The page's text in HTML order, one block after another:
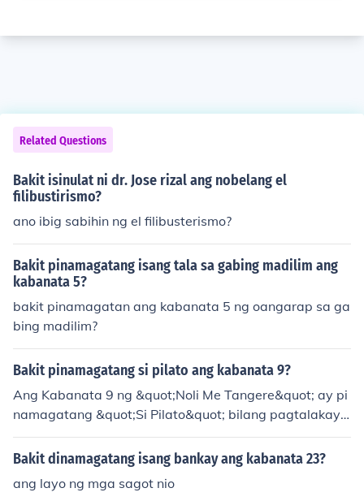
Related Questions
Bakit isinulat ni dr. Jose rizal ang nobelang el
filibustirismo?
ano ibig sabihin ng el filibusterismo?
Bakit pinamagatang isang tala sa gabing madilim ang
kabanata 5?
bakit pinamagatan ang kabanata 5 ng oangarap sa ga
bing madilim?
Bakit pinamagatang si pilato ang kabanata 9?
Ang Kabanata 9 ng &quot;Noli Me Tangere&quot; ay pi
namagatang &quot;Si Pilato&quot; bilang pagtalakay s
a karakter ni Pontio Pilato, na simbolo ng kawalang-kilo
s at pag-iwas sa responsibilidad. Sa kabanatang ito, ip
gan at hindi makatindig laban sa masama, na katulad
Bakit dinamagatang isang bankay ang kabanata 23?
ang layo ng mga sagot nio